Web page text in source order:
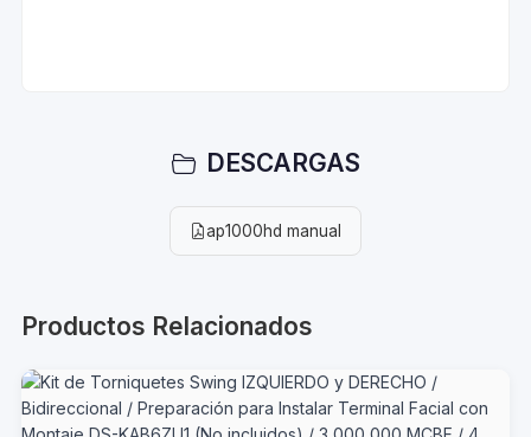
DESCARGAS
ap1000hd manual
Productos Relacionados